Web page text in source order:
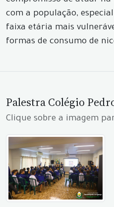
com a população,
faixa etária mais
formas de consumo de
Palestra Colégio
Clique sobre a imagem